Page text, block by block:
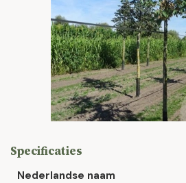
Specificaties
Nederlandse naam